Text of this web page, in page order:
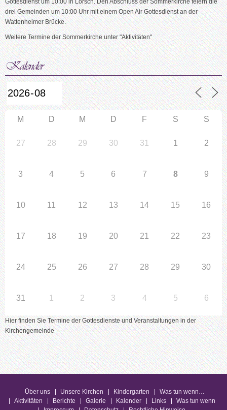
Gottesdienst um 10:00 in Lorsch. Den Abschluss der Sommerkirche feiern die
drei Gemeinden um 10:00 Uhr mit einem Open Air Gottesdienst an der
Wattenheimer Brücke.
Weitere Termine der Sommerkirche unter "Aktivitäten"
M D M D F S S
27 28 29 30 31 1 2
3 4 5 6 7 8 9
10 11 12 13 14 15 16
17 18 19 20 21 22 23
24 25 26 27 28 29 30
31 1 2 3 4 5 6
Hier finden Sie Termine der Gottesdienste und Veranstaltungen in der
Kirchengemeinde
Über uns Unsere Kirchen Kindergarten
Was tun wenn…
Aktivitäten
Berichte Galerie Kalender Links
Was tun wenn